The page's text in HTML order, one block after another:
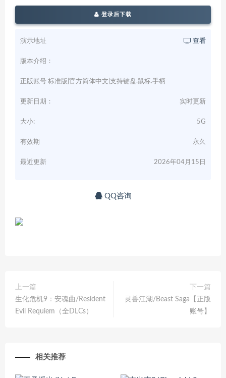
登录后下载
演示地址 查看
版本介绍：
正版账号 标准版|官方简体中文|支持键盘.鼠标.手柄
更新日期： 实时更新
大小: 5G
有效期 永久
最近更新 2026年04月15日
QQ咨询
上一篇
生化危机9：安魂曲/Resident
Evil Requiem（全DLCs）
下一篇
灵兽江湖/Beast Saga【正版
账号】
相关推荐